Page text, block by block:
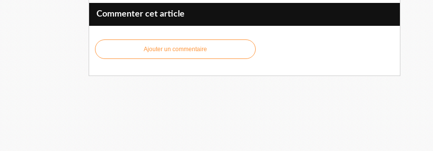
Commenter cet article
Ajouter un commentaire